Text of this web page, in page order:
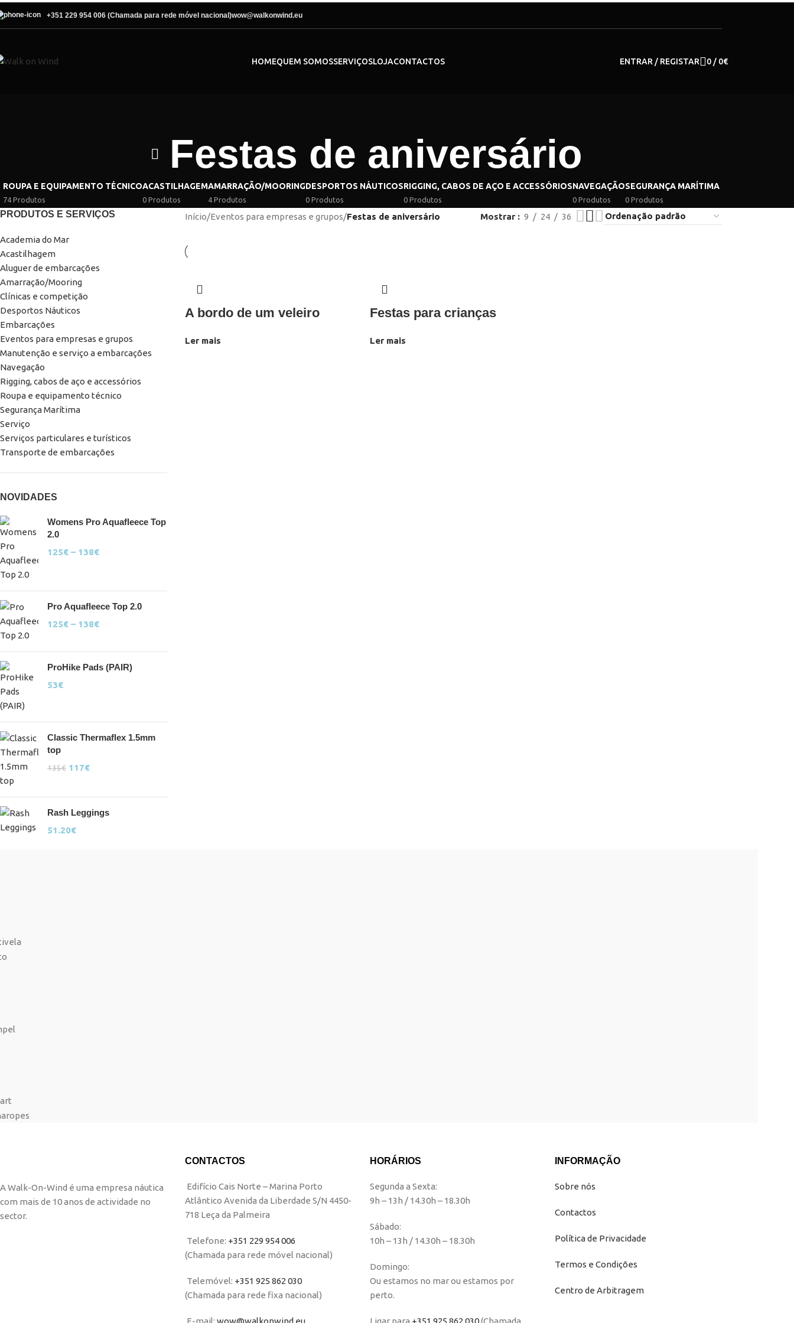
+351 229 954 006 (Chamada para rede móvel nacional)wow@walkonwind.eu
HOMEQUEM SOMOSSERVIÇOSLOJACONTACTOS ENTRAR / REGISTAR 0 / 0€
Festas de aniversário
ROUPA E EQUIPAMENTO TÉCNICO
74 Produtos
ACASTILHAGEM
0 Produtos
AMARRAÇÃO/MOORING
4 Produtos
DESPORTOS NÁUTICOS
0 Produtos
RIGGING, CABOS DE AÇO E ACCESSÓRIOS
0 Produtos
NAVEGAÇÃO
0 Produtos
SEGURANÇA MARÍTIMA
0 Produtos
PRODUTOS E SERVIÇOS
Academia do Mar
Acastilhagem
Aluguer de embarcações
Amarração/Mooring
Clínicas e competição
Desportos Náuticos
Embarcações
Eventos para empresas e grupos
Manutenção e serviço a embarcações
Navegação
Rigging, cabos de aço e accessórios
Roupa e equipamento técnico
Segurança Marítima
Serviço
Serviços particulares e turísticos
Transporte de embarcações
NOVIDADES
Womens Pro Aquafleece Top
2.0
125€ – 138€
Pro Aquafleece Top 2.0
125€ – 138€
ProHike Pads (PAIR)
53€
Classic Thermaflex 1.5mm
top
135€ 117€
Rash Leggings
51.20€
Início/Eventos para empresas e grupos/Festas de aniversário Mostrar 9 24 36
A bordo de um veleiro
Ler mais
Festas para crianças
Ler mais
A Walk-On-Wind é uma empresa náutica
com mais de 10 anos de actividade no
sector.
CONTACTOS
Edifício Cais Norte – Marina Porto
Atlântico Avenida da Liberdade S/N 4450-
718 Leça da Palmeira
Telefone: +351 229 954 006
(Chamada para rede móvel nacional)
Telemóvel: +351 925 862 030
(Chamada para rede fixa nacional)
HORÁRIOS
Segunda a Sexta:
9h – 13h / 14.30h – 18.30h
Sábado:
10h – 13h / 14.30h – 18.30h
Domingo:
Ou estamos no mar ou estamos por
perto.
INFORMAÇÃO
Sobre nós
Contactos
Política de Privacidade
Termos e Condições
Centro de Arbitragem